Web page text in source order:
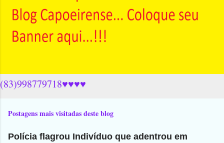
(83)998779718♥♥♥♥
Postagens mais visitadas deste blog
Polícia flagrou Indivíduo que adentrou em